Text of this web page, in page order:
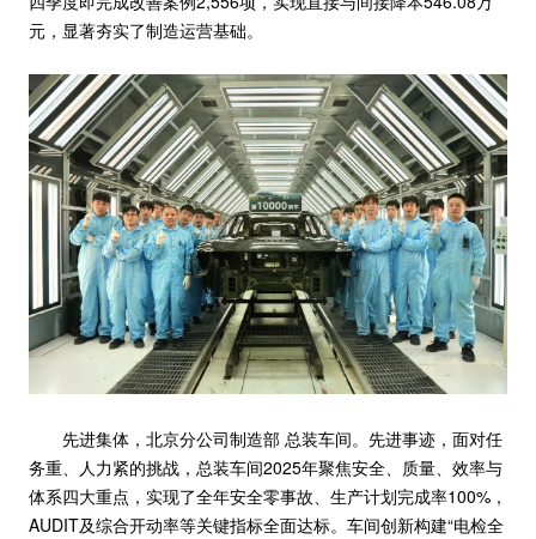
元，显著夯实了制造运营基础。
先进集体，北京分公司制造部 总装车间。先进事迹，面对任
务重、人力紧的挑战，总装车间2025年聚焦安全、质量、效率与
体系四大重点，实现了全年安全零事故、生产计划完成率100%，
AUDIT及综合开动率等关键指标全面达标。车间创新构建“电检全